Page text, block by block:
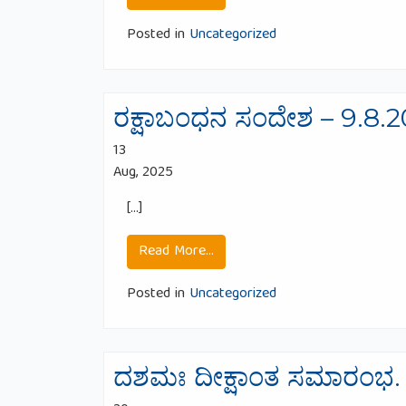
Posted in Uncategorized
ರಕ್ಷಾಬಂಧನ ಸಂದೇಶ –
13
Aug, 2025
[…]
Read More…
Posted in Uncategorized
ದಶಮಃ ದೀಕ್ಷಾಂತ ಸಮಾರಂಭ.